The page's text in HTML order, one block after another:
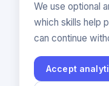
We use optional
which skills help
can continue
Accept